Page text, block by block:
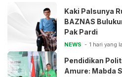
Kaki Palsunya
BAZNAS
Pak Pardi
NEWS 1 hari yang
Pendidikan
Amure: Mabda